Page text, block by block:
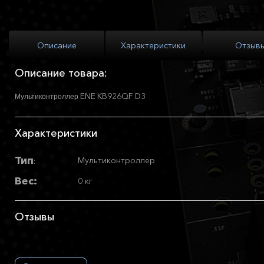
Описание Характеристики
Описание товара:
Мультиконтроллер ENE KB926QF D3
Характеристики
Тип: Мультиконтроллер
Вес: 0 кг
Отзывы